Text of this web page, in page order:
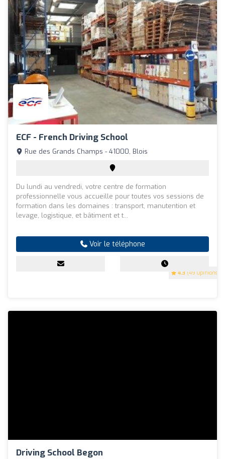
ECF - French Driving School
4.3 (49 Opinions)
Rue des Grands Champs - 41000, Blois
Du lundi au vendredi, votre centre de formation
professionnelle vous accueille pour toutes vos sessions de
formation dans les domaines : transport, manutention et
levage, logistique, et bâtiment et t...
Voir le téléphone
Driving School Begon